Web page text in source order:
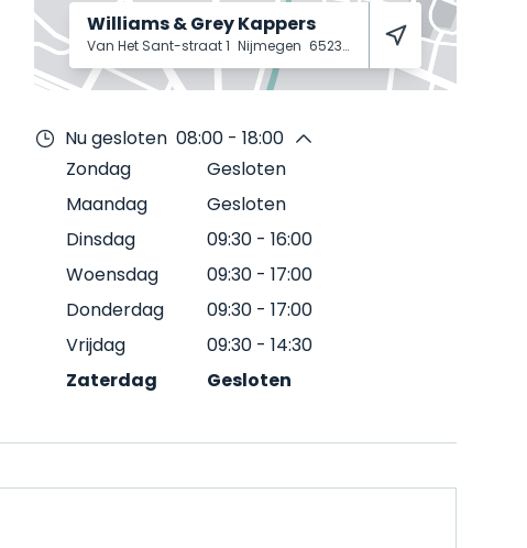
Williams & Grey Kappers
Van Het Sant-straat 1 Nijmegen 6523 BA
Nu gesloten 08:00 - 18:00
Zondag
Gesloten
Maandag
Gesloten
Dinsdag
09:30 - 16:00
Woensdag
09:30 - 17:00
Donderdag
09:30 - 17:00
Vrijdag
09:30 - 14:30
Zaterdag
Gesloten